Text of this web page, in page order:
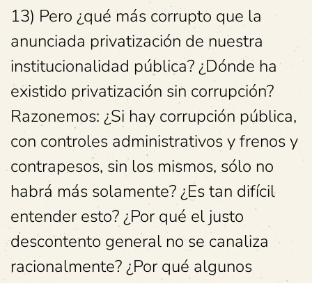
13) Pero ¿qué más corrupto que la
anunciada privatización de nuestra
institucionalidad pública? ¿Dónde ha
existido privatización sin corrupción?
Razonemos: ¿Si hay corrupción pública,
con controles administrativos y frenos y
contrapesos, sin los mismos, sólo no
habrá más solamente? ¿Es tan difícil
entender esto? ¿Por qué el justo
descontento general no se canaliza
racionalmente? ¿Por qué algunos